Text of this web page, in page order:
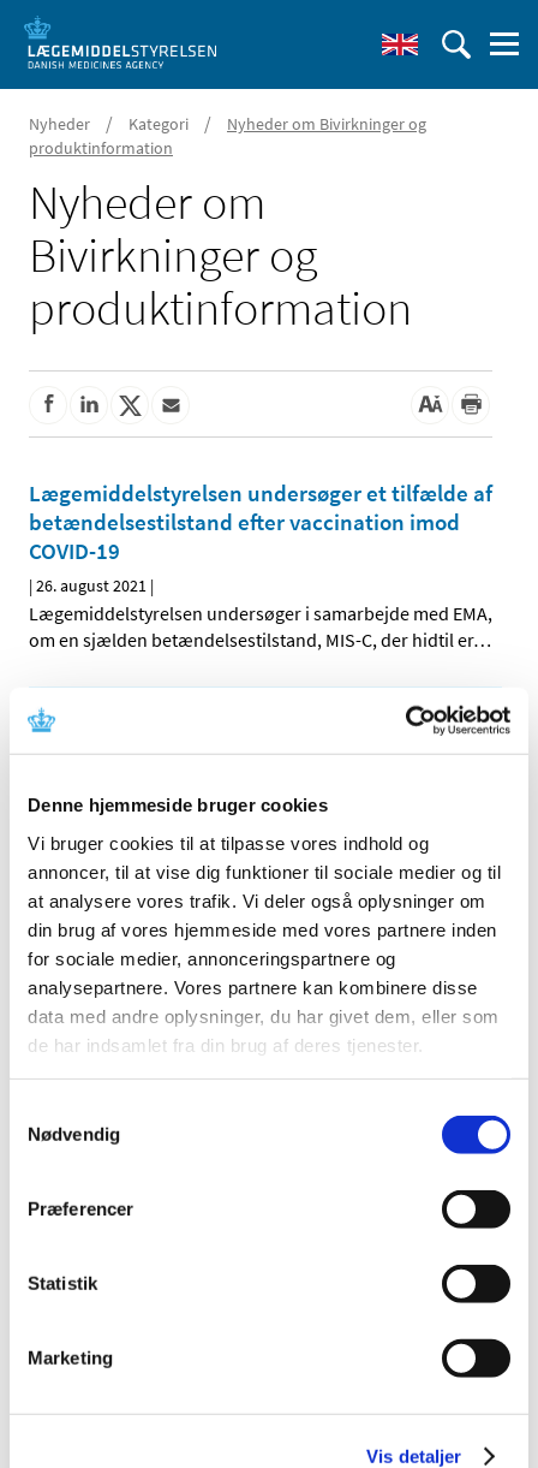
Denne hjemmeside bruger cookies
Vi bruger cookies til at tilpasse vores indhold og
annoncer, til at vise dig funktioner til sociale medier og til
at analysere vores trafik. Vi deler også oplysninger om
din brug af vores hjemmeside med vores partnere inden
for sociale medier, annonceringspartnere og
analysepartnere. Vores partnere kan kombinere disse
data med andre oplysninger, du har givet dem, eller som
de har indsamlet fra din brug af deres tjenester.
Nødvendig
Præferencer
Statistik
Marketing
Vis detaljer
Nyheder / Kategori /
Nyheder om Bivirkninger og
produktinformation
Nyheder om
Bivirkninger og
produktinformation
Lægemiddelstyrelsen undersøger et tilfælde af
betændelsestilstand efter vaccination imod
COVID-19
|26. august 2021 |
Lægemiddelstyrelsen undersøger i samarbejde med EMA,
om en sjælden betændelsestilstand, MIS-C, der hidtil er…
Alle (162)
2026 (5)
2025 (8)
2024 (11)
2023 (7)
2022 (2)
2021 (15)
december (2)
juni (3)
2020 (32)
2018 (25)
2016 (19)